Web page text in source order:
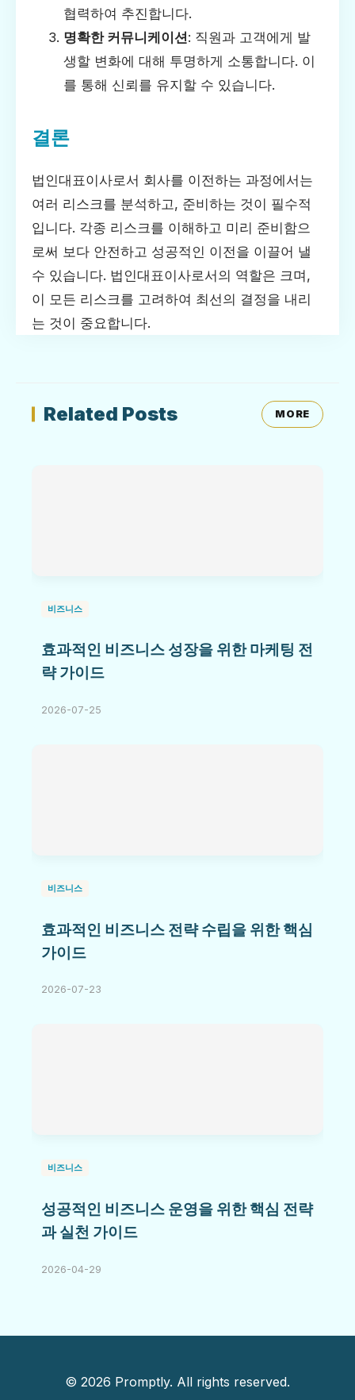
협력하여 추진합니다.
명확한 커뮤니케이션: 직원과 고객에게 발
생할 변화에 대해 투명하게 소통합니다. 이
를 통해 신뢰를 유지할 수 있습니다.
결론
법인대표이사로서 회사를 이전하는 과정에서는
여러 리스크를 분석하고, 준비하는 것이 필수적
입니다. 각종 리스크를 이해하고 미리 준비함으
로써 보다 안전하고 성공적인 이전을 이끌어 낼
수 있습니다. 법인대표이사로서의 역할은 크며,
이 모든 리스크를 고려하여 최선의 결정을 내리
는 것이 중요합니다.
Related Posts MORE
비즈니스
효과적인 비즈니스 성장을 위한 마케팅 전
략 가이드
2026-07-25
비즈니스
효과적인 비즈니스 전략 수립을 위한 핵심
가이드
2026-07-23
비즈니스
성공적인 비즈니스 운영을 위한 핵심 전략
과 실천 가이드
2026-04-29
© 2026 Promptly. All rights reserved.